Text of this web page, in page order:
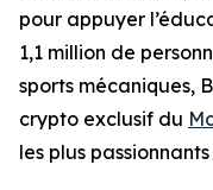
pour appuyer
1,1 million de
sports mécaniques,
crypto exclusif du
les plus